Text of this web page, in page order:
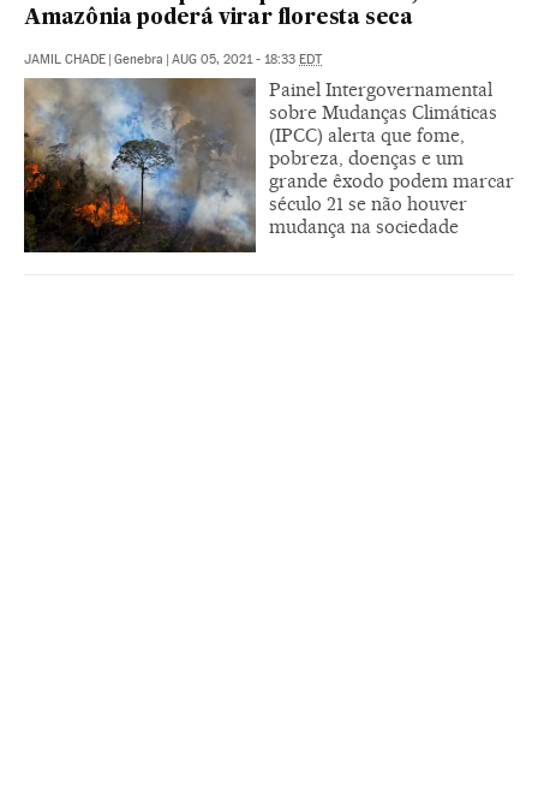
Amazônia poderá virar floresta seca
JAMIL CHADE | Genebra | AUG 05, 2021 - 18:33 EDT
Painel Intergovernamental
sobre Mudanças Climáticas
(IPCC) alerta que fome,
pobreza, doenças e um
grande êxodo podem marcar
século 21 se não houver
mudança na sociedade